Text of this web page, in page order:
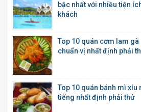
bậc nhất với nhiều tiện
khách
Top 10 quán cơm lam
chuẩn vị nhất định phải
Top 10 quán bánh mì xíu
tiếng nhất định phải thử